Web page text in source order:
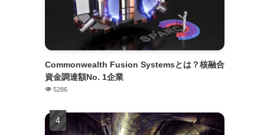
Commonwealth Fusion Systemsとは？核融合
資金調達額No. 1企業
5286